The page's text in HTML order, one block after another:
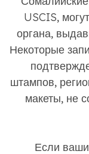
USCIS,
органа,
Некоторые
штампов,
макеты, не
Если